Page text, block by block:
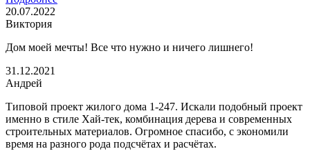
20.07.2022
Виктория
Дом моей мечты! Все что нужно и ничего лишнего!
31.12.2021
Андрей
Типовой проект жилого дома 1-247. Искали подобный проект
именно в стиле Хай-тек, комбинация дерева и современных
строительных материалов. Огромное спасибо, с экономили
время на разного рода подсчётах и расчётах.